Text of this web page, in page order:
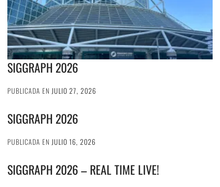
SIGGRAPH 2026
PUBLICADA EN JULIO 27, 2026
SIGGRAPH 2026
PUBLICADA EN JULIO 16, 2026
SIGGRAPH 2026 – REAL TIME LIVE!